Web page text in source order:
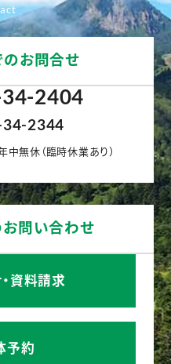
のお問合せ
2404
2344
無休（臨時休業あり）
お問い合わせ
資料請求
予約